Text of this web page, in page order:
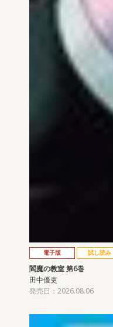
電子版 試し読み
閻魔の教室 第6巻
田中優吏
発売日：2026.08.06